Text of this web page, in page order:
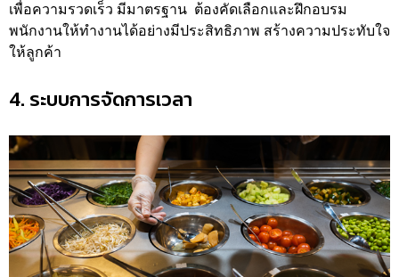
เพื่อความรวดเร็ว มีมาตรฐาน ต้องคัดเลือกและฝึกอบรม
พนักงานให้ทำงานได้อย่างมีประสิทธิภาพ สร้างความประทับใจ
ให้ลูกค้า
4. ระบบการจัดการเวลา